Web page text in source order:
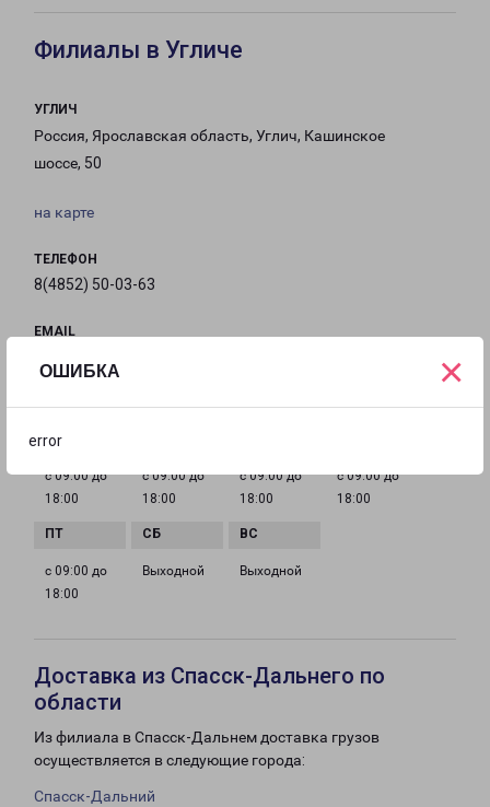
ОШИБКА
error
×
Филиалы в Угличе
УГЛИЧ
Россия, Ярославская область, Углич, Кашинское
шоссе, 50
на карте
ТЕЛЕФОН
8(4852) 50-03-63
EMAIL
ГРАФИК РАБОТЫ
с 09:00 до
18:00
с 09:00 до
18:00
с 09:00 до
18:00
с 09:00 до
18:00
с 09:00 до
18:00
Выходной Выходной
Доставка из Спасск-Дальнего по
области
Из филиала в Спасск-Дальнем доставка грузов
осуществляется в следующие города:
Спасск-Дальний